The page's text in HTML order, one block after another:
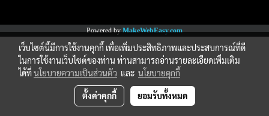
Powered byMakeWebEasy.com
เว็บไซต์นี้มีการใช้งานคุกกี้ เพื่อเพิ่มประสิทธิภาพและประสบการณ์ที่ดี
ในการใช้งานเว็บไซต์ของท่าน ท่านสามารถอ่านรายละเอียดเพิ่มเติม
ได้ที่นโยบายความเป็นส่วนตัว และ นโยบายคุกกี้
ตั้งค่าคุกกี้ ยอมรับทั้งหมด